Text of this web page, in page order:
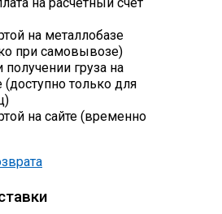
прокат
на металлобазе
при самовывозе)
груза на
только для
на сайте (временно